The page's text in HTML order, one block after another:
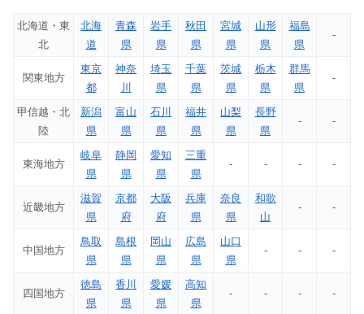
北海道・東
北
北海
道
青森
県
岩手
県
秋田
県
宮城
県
山形
県
福島
県
-
関東地方
東京
都
神奈
川
埼玉
県
千葉
県
茨城
県
栃木
県
群馬
県
-
甲信越・北
陸
新潟
県
富山
県
石川
県
福井
県
山梨
県
長野
県
- -
東海地方
岐阜
県
静岡
県
愛知
県
三重
県
- - - -
近畿地方
滋賀
県
京都
府
大阪
府
兵庫
県
奈良
県
和歌
山
- -
中国地方
鳥取
県
島根
県
岡山
県
広島
県
山口
県
- - -
四国地方
徳島
県
香川
県
愛媛
県
高知
県
- - - -